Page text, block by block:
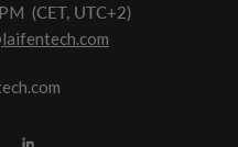
(CET, UTC+2)